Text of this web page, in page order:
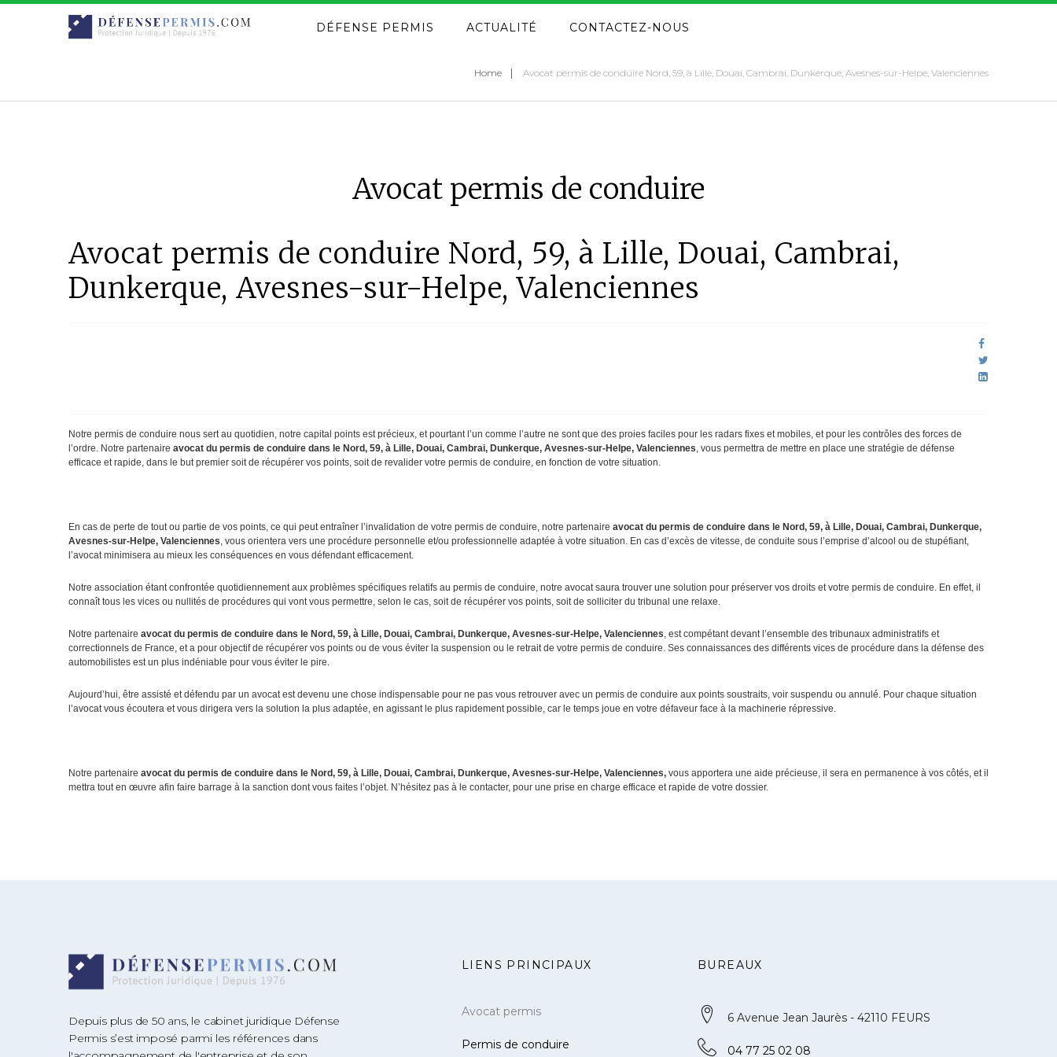
DÉFENSE PERMIS ACTUALITÉ CONTACTEZ-NOUS
Home Avocat permis de conduire Nord, 59, à Lille, Douai, Cambrai, Dunkerque, Avesnes-sur-Helpe, Valenciennes
Avocat permis de conduire
Avocat permis de conduire Nord, 59, à Lille, Douai, Cambrai,
Dunkerque, Avesnes-sur-Helpe, Valenciennes
Notre permis de conduire nous sert au quotidien, notre capital points est précieux, et pourtant l’un comme l’autre ne sont que des proies faciles pour les radars fixes et mobiles, et pour les contrôles des forces de
l’ordre. Notre partenaire avocat du permis de conduire dans le Nord, 59, à Lille, Douai, Cambrai, Dunkerque, Avesnes-sur-Helpe, Valenciennes, vous permettra de mettre en place une stratégie de défense
efficace et rapide, dans le but premier soit de récupérer vos points, soit de revalider votre permis de conduire, en fonction de votre situation.
En cas de perte de tout ou partie de vos points, ce qui peut entraîner l’invalidation de votre permis de conduire, notre partenaire avocat du permis de conduire dans le Nord, 59, à Lille, Douai, Cambrai, Dunkerque,
Avesnes-sur-Helpe, Valenciennes, vous orientera vers une procédure personnelle et/ou professionnelle adaptée à votre situation. En cas d’excès de vitesse, de conduite sous l’emprise d’alcool ou de stupéfiant,
l’avocat minimisera au mieux les conséquences en vous défendant efficacement.
Notre association étant confrontée quotidiennement aux problèmes spécifiques relatifs au permis de conduire, notre avocat saura trouver une solution pour préserver vos droits et votre permis de conduire. En effet, il
connaît tous les vices ou nullités de procédures qui vont vous permettre, selon le cas, soit de récupérer vos points, soit de solliciter du tribunal une relaxe.
Notre partenaire avocat du permis de conduire dans le Nord, 59, à Lille, Douai, Cambrai, Dunkerque, Avesnes-sur-Helpe, Valenciennes, est compétant devant l’ensemble des tribunaux administratifs et
correctionnels de France, et a pour objectif de récupérer vos points ou de vous éviter la suspension ou le retrait de votre permis de conduire. Ses connaissances des différents vices de procédure dans la défense des
automobilistes est un plus indéniable pour vous éviter le pire.
Aujourd’hui, être assisté et défendu par un avocat est devenu une chose indispensable pour ne pas vous retrouver avec un permis de conduire aux points soustraits, voir suspendu ou annulé. Pour chaque situation
l’avocat vous écoutera et vous dirigera vers la solution la plus adaptée, en agissant le plus rapidement possible, car le temps joue en votre défaveur face à la machinerie répressive.
Notre partenaire avocat du permis de conduire dans le Nord, 59, à Lille, Douai, Cambrai, Dunkerque, Avesnes-sur-Helpe, Valenciennes, vous apportera une aide précieuse, il sera en permanence à vos côtés, et il
mettra tout en œuvre afin faire barrage à la sanction dont vous faites l’objet. N’hésitez pas à le contacter, pour une prise en charge efficace et rapide de votre dossier.
Depuis plus de 50 ans, le cabinet juridique Défense
Permis s’est imposé parmi les références dans
LIENS PRINCIPAUX
Avocat permis
Permis de conduire
BUREAUX
6 Avenue Jean Jaurès - 42110 FEURS
04 77 25 02 08